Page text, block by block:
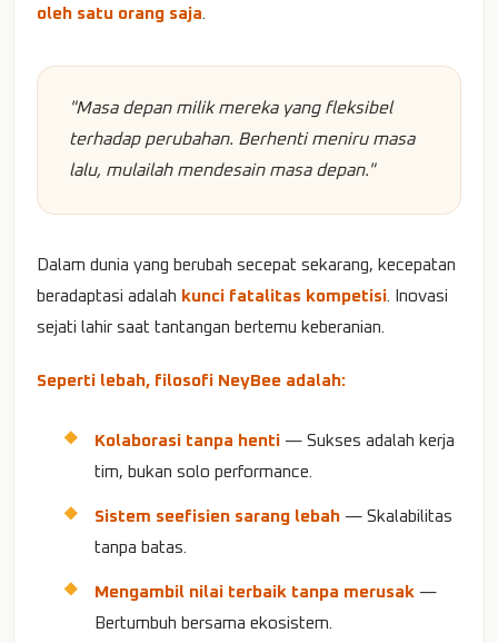
oleh satu orang saja
"Masa depan milik mereka yang fleksibel
terhadap perubahan. Berhenti meniru masa
lalu, mulailah mendesain masa depan."
Dalam dunia yang berubah secepat sekarang, kecepatan
beradaptasi adalah kunci fatalitas kompetisi . Inovasi
sejati lahir saat tantangan bertemu keberanian.
Seperti lebah, filosofi NeyBee adalah:
Kolaborasi tanpa henti — Sukses adalah kerja
tim, bukan solo performance.
Sistem seefisien sarang lebah — Skalabilitas
tanpa batas.
Mengambil nilai terbaik tanpa merusak —
Bertumbuh bersama ekosistem.